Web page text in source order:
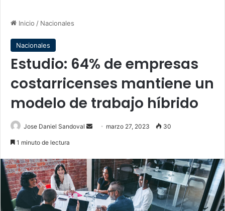
Inicio / Nacionales
Nacionales
Estudio: 64% de empresas
costarricenses mantiene un
modelo de trabajo híbrido
Jose Daniel Sandoval
Send marzo 27, 2023 30
1 minuto de lectura